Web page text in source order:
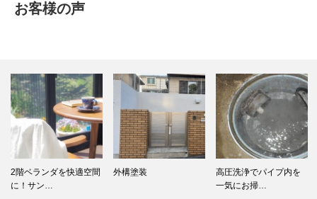
お客様の声
2階ベランダを快適空間
に！サン…
外構塗装
高圧洗浄でパイプ内を
一気にお掃…